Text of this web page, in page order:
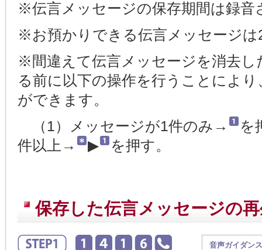
※伝言メッセージの保存期間は録音
※お預かりできる伝言メッセージは
※間違えて伝言メッセージを消去し
る前に以下の操作を行うことによ
ができます。
（1）メッセージが1件のみ→
を
件以上→
▶ を押す。
保存した伝言メッセージの
音声ガイダンス